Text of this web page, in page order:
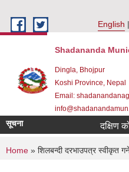
English
Shadananda
Dingla, Bhojpur
Koshi Province, Nepal
Email:
सूचना दक्षिण
You are here
Home » शिलबन्दी दरभाउपत्र स्वीकृत